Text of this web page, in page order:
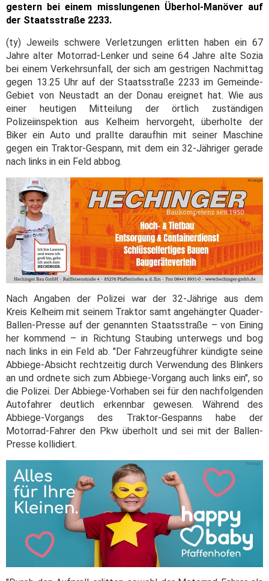
gestern bei einem misslungenen Überhol-Manöver auf
der Staatsstraße 2233.
(ty) Jeweils schwere Verletzungen erlitten haben ein 67
Jahre alter Motorrad-Lenker und seine 64 Jahre alte Sozia
bei einem Verkehrsunfall, der sich am gestrigen Nachmittag
gegen 13.25 Uhr auf der Staatsstraße 2233 im Gemeinde-
Gebiet von Neustadt an der Donau ereignet hat. Wie aus
einer heutigen Mitteilung der örtlich zuständigen
Polizeiinspektion aus Kelheim hervorgeht, überholte der
Biker ein Auto und prallte daraufhin mit seiner Maschine
gegen ein Traktor-Gespann, mit dem ein 32-Jähriger gerade
nach links in ein Feld abbog.
Nach Angaben der Polizei war der 32-Jährige aus dem
Kreis Kelheim mit seinem Traktor samt angehängter Quader-
Ballen-Presse auf der genannten Staatsstraße – von Eining
her kommend – in Richtung Staubing unterwegs und bog
nach links in ein Feld ab. "Der Fahrzeugführer kündigte seine
Abbiege-Absicht rechtzeitig durch Verwendung des Blinkers
an und ordnete sich zum Abbiege-Vorgang auch links ein", so
die Polizei. Der Abbiege-Vorhaben sei für den nachfolgenden
Autofahrer deutlich erkennbar gewesen. Während des
Abbiege-Vorgangs des Traktor-Gespanns habe der
Motorrad-Fahrer den Pkw überholt und sei mit der Ballen-
Presse kollidiert.